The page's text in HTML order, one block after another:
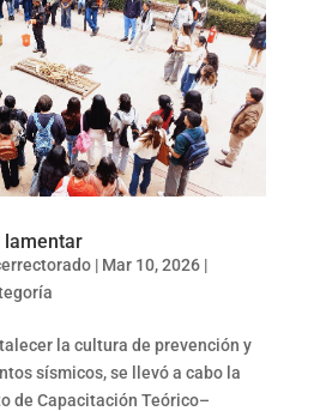
lamentar
| Mar 10, 2026|
la cultura de prevención y
sísmicos, se llevó a cabo la
de Capacitación Teórico–